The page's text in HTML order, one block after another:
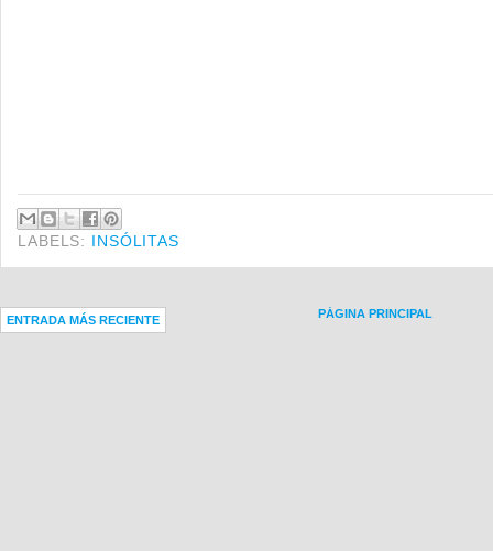
LABELS: INSÓLITAS
ENTRADA MÁS RECIENTE PÁGINA PRINCIPAL